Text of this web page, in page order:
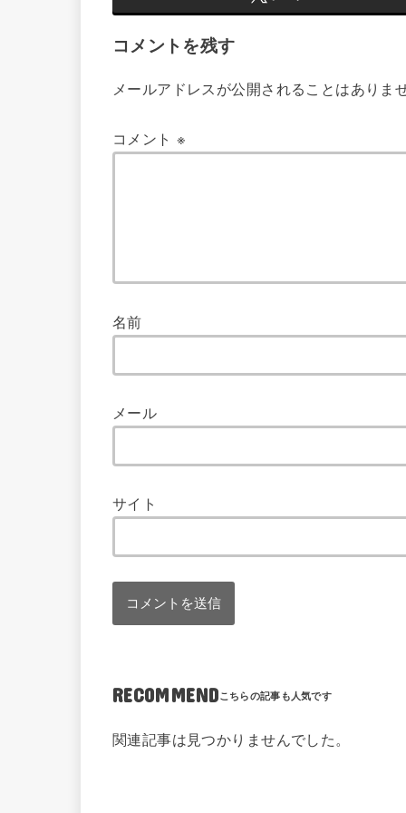
コメントを残す
メールアドレスが公開されることはありませ
コメント※
名前
メール
サイト
RECOMMEND
関連記事は見つかりませんでした。